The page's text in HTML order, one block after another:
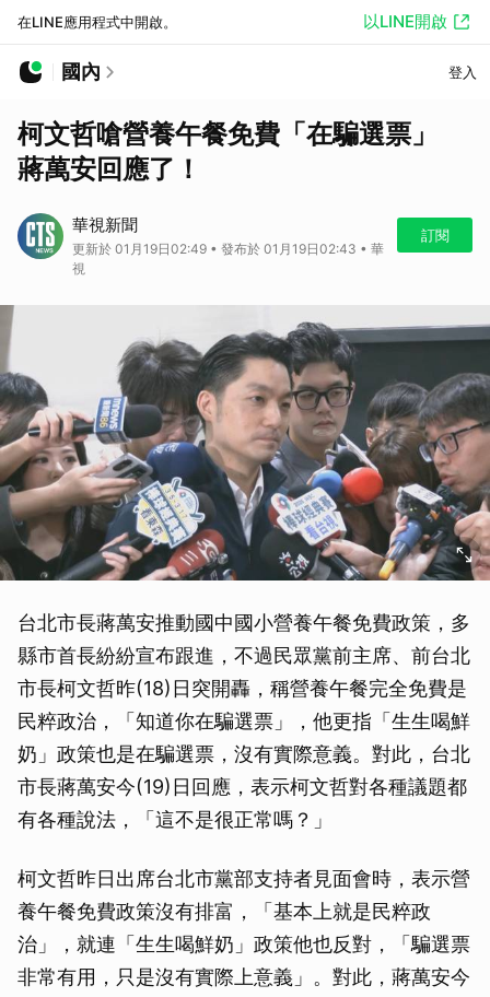
在LINE應用程式中開啟。 以LINE開啟
國內 登入
柯文哲嗆營養午餐免費「在騙選票」
蔣萬安回應了！
華視新聞
更新於 01月19日02:49 • 發布於 01月19日02:43 • 華
視
訂閱
台北市長蔣萬安推動國中國小營養午餐免費政策，多
縣市首長紛紛宣布跟進，不過民眾黨前主席、前台北
市長柯文哲昨(18)日突開轟，稱營養午餐完全免費是
民粹政治，「知道你在騙選票」，他更指「生生喝鮮
奶」政策也是在騙選票，沒有實際意義。對此，台北
市長蔣萬安今(19)日回應，表示柯文哲對各種議題都
有各種說法，「這不是很正常嗎？」
柯文哲昨日出席台北市黨部支持者見面會時，表示營
養午餐免費政策沒有排富，「基本上就是民粹政
治」，就連「生生喝鮮奶」政策他也反對，「騙選票
非常有用，只是沒有實際上意義」。對此，蔣萬安今